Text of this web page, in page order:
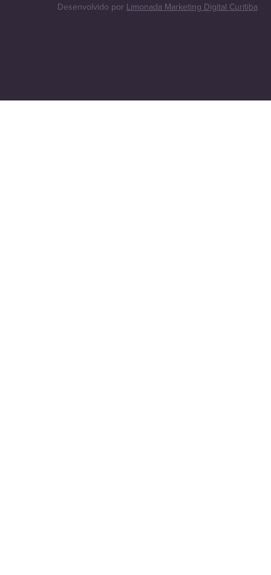
Desenvolvido por Limonada Marketing Digital Curitiba